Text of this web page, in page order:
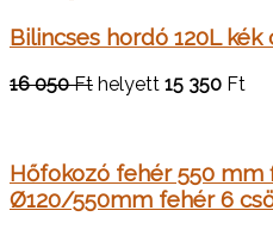
Bilincses hordó 120L
16 050 Ft helyett 15 350 Ft
Hőfokozó fehér 550 mm
Ø120/550mm fehér 6